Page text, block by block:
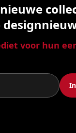
voor hun